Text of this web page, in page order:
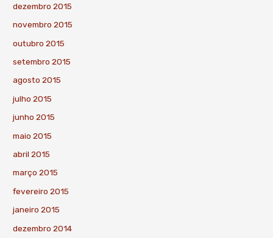
dezembro 2015
novembro 2015
outubro 2015
setembro 2015
agosto 2015
julho 2015
junho 2015
maio 2015
abril 2015
março 2015
fevereiro 2015
janeiro 2015
dezembro 2014